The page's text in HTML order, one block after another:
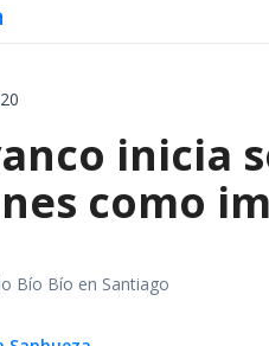
inicia
como
Bío Bío en Santiago